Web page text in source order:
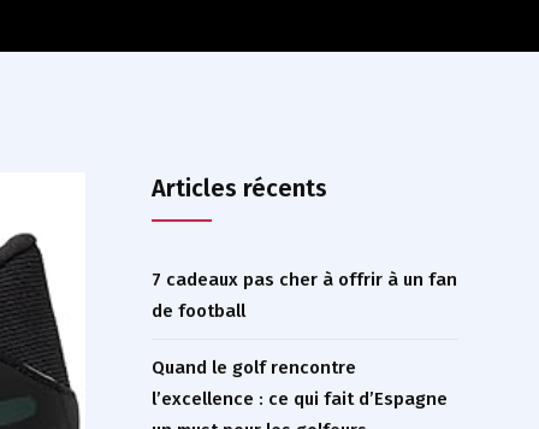
Articles récents
7 cadeaux pas cher à offrir à un fan
de football
Quand le golf rencontre
l’excellence : ce qui fait d’Espagne